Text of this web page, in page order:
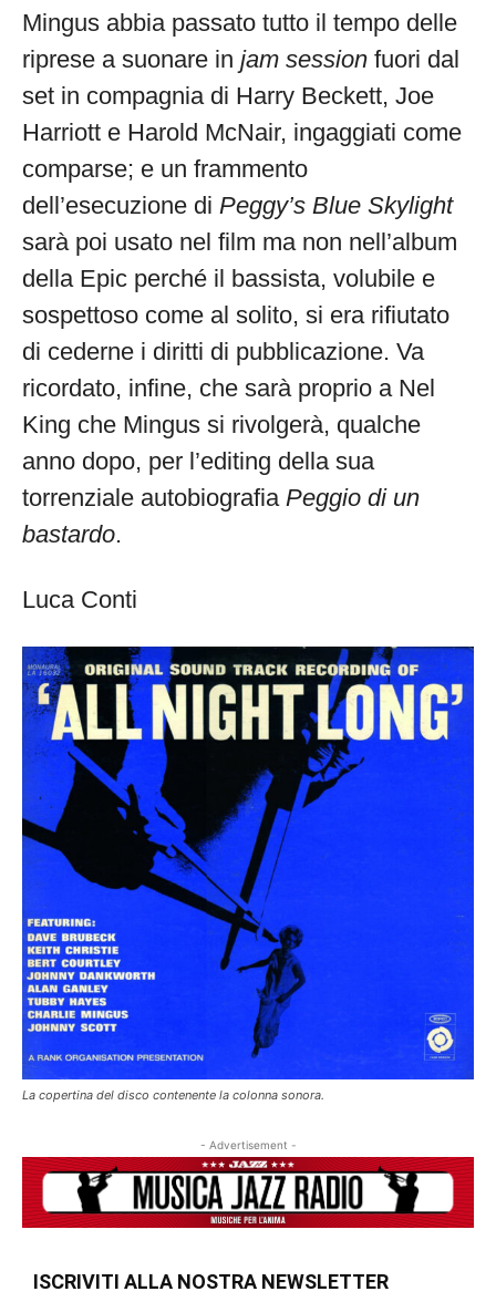
Mingus abbia passato tutto il tempo delle
riprese a suonare in jam session fuori dal
set in compagnia di Harry Beckett, Joe
Harriott e Harold McNair, ingaggiati come
comparse; e un frammento
dell’esecuzione di Peggy’s Blue Skylight
sarà poi usato nel film ma non nell’album
della Epic perché il bassista, volubile e
sospettoso come al solito, si era rifiutato
di cederne i diritti di pubblicazione. Va
ricordato, infine, che sarà proprio a Nel
King che Mingus si rivolgerà, qualche
anno dopo, per l’editing della sua
torrenziale autobiografia Peggio di un
bastardo.
Luca Conti
La copertina del disco contenente la colonna sonora.
- Advertisement -
ISCRIVITI ALLA NOSTRA NEWSLETTER